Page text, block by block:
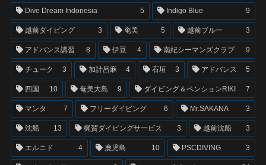
Dive Dream Indonesia 5 Indigo Blue 9
越前ダイビング 3 奄美 5 越前ブルー 3
アドバンス講習 8 伊豆 4 南紀シーマンズクラブ 9
チューク 3 加計呂麻 4 石垣 3 アドバンス 5
四国 10 奄美大島 9 ダイビング＆ペンションRIKI 7
マンタ 7 フリーダイビング 6 Mr.SAKANA 3
沈船 13 梶賀ダイビングサービス 3 越前沈船 3
エルニド 4 鹿児島 10 PSCDIVING 3